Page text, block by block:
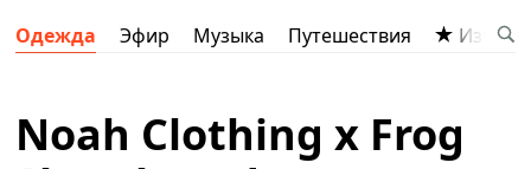
Одежда Эфир Музыка Путешествия
Noah Clothing x Frog